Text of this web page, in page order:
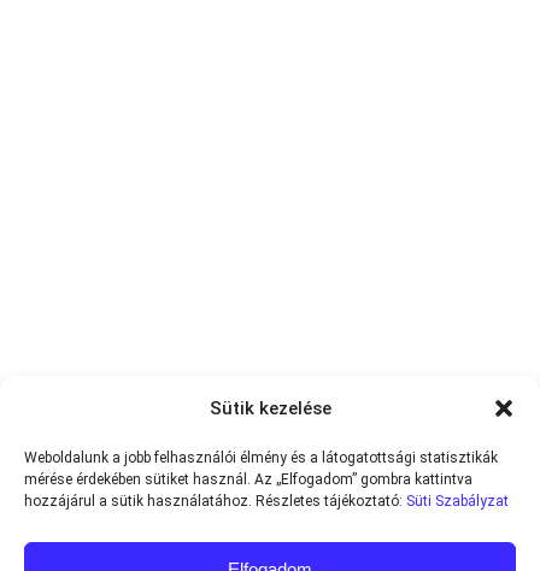
Sütik kezelése
Weboldalunk a jobb felhasználói élmény és a látogatottsági statisztikák
mérése érdekében sütiket használ. Az „Elfogadom” gombra kattintva
hozzájárul a sütik használatához. Részletes tájékoztató: Süti Szabályzat